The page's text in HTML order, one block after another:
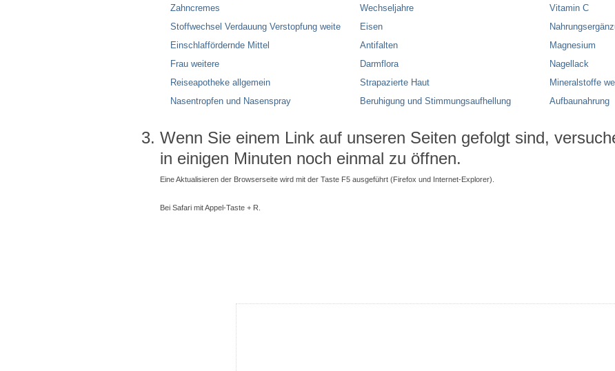
Zahncremes
Stoffwechsel Verdauung Verstopfung weite
Einschlaffördernde Mittel
Frau weitere
Reiseapotheke allgemein
Nasentropfen und Nasenspray
Wechseljahre
Eisen
Antifalten
Darmflora
Strapazierte Haut
Beruhigung und Stimmungsaufhellung
Vitamin C
Magnesium
Nagellack
Mineralstoffe
Aufbaunahrung
Wenn Sie einem Link auf unseren Seiten gefolgt sind,
in einigen Minuten noch einmal zu öffnen.
Eine Aktualisieren der Browserseite wird mit der Taste F5 ausgeführt (Firefox und Internet-Explorer).
Bei Safari mit Appel-Taste + R.